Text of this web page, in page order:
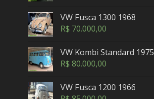
VW Fusca 1300 1968
R$ 70.000,00
VW Kombi Standard 1975
R$ 80.000,00
VW Fusca 1200 1966